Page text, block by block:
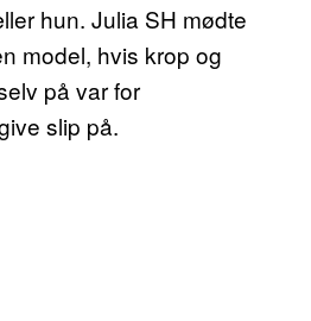
hun. Julia SH mødte
model, hvis krop og
på var for
slip på.